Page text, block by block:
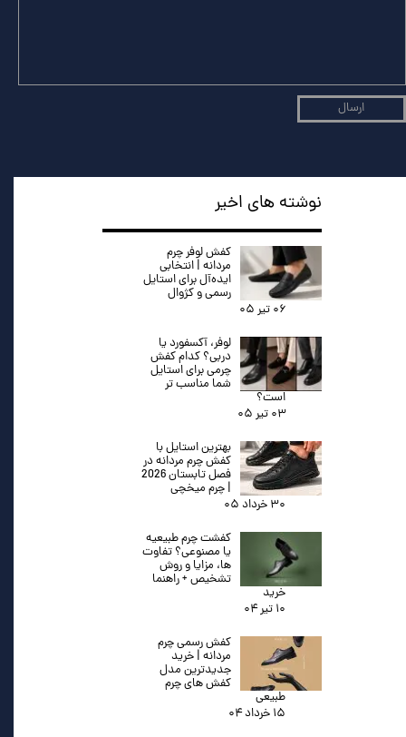
ارسال
نوشته های اخیر
کفش لوفر چرم
مردانه | انتخابی
ایده‌آل برای استایل
رسمی و کژوال
۰۶ تیر ۰۵
لوفر، آکسفورد یا
دربی؟ کدام کفش
چرمی برای استایل
شما مناسب تر
است؟
۰۳ تیر ۰۵
بهترین استایل با
کفش چرم مردانه در
فصل تابستان 2026
| چرم میخچی
۳۰ خرداد ۰۵
کفشت چرم طبیعیه
یا مصنوعی؟ تفاوت
ها، مزایا و روش
تشخیص + راهنما
خرید
۱۰ تیر ۰۴
کفش رسمی چرم
مردانه | خرید
جدیدترین مدل
کفش های چرم
طبیعی
۱۵ خرداد ۰۴